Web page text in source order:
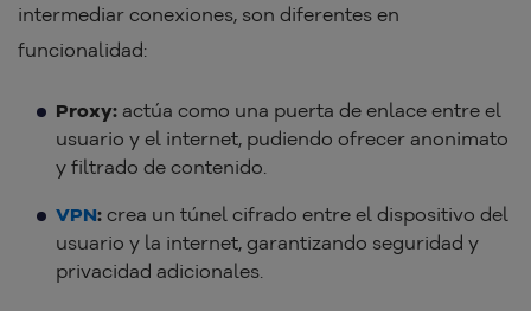
intermediar conexiones, son diferentes en
funcionalidad:
Proxy: actúa como una puerta de enlace entre el
usuario y el internet, pudiendo ofrecer anonimato
y filtrado de contenido.​
VPN: crea un túnel cifrado entre el dispositivo del
usuario y la internet, garantizando seguridad y
privacidad adicionales.